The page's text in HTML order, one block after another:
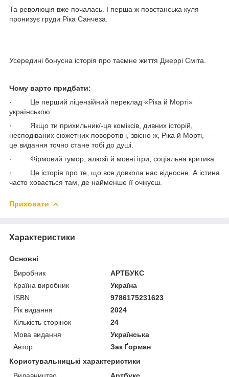
Та революція вже почалась. І перша ж повстанська куля
пронизує груди Ріка Санчеза.
Усередині бонусна історія про таємне життя Джеррі Сміта.
Чому варто придбати:
· Це перший ліцензійний переклад «Ріка й Морті»
українською.
· Якщо ти прихильник/-ця коміксів, дивних історій,
несподіваних сюжетних поворотів і, звісно ж, Ріка й Морті, —
це видання точно стане тобі до душі.
· Фірмовий гумор, алюзії й мовні ігри, соціальна критика.
· Це історія про те, що все довкола нас відносне. А істина
часто ховається там, де найменше її очікуєш.
Приховати
Характеристики
Основні
Виробник
АРТБУКС
Країна виробник
Україна
ISBN
9786175231623
Рік видання
2024
Кількість сторінок
24
Мова видання
Українська
Автор
Зак Ґорман
Користувальницькі характеристики
Видавництво
Артбукс